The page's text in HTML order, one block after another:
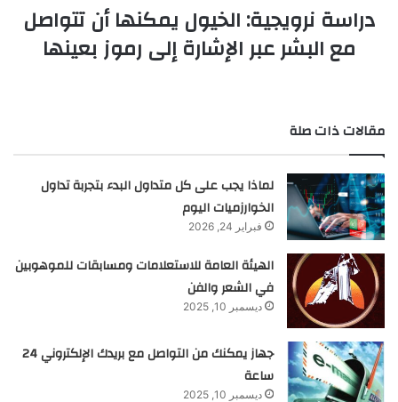
دراسة نرويجية: الخيول يمكنها أن تتواصل
مع البشر عبر الإشارة إلى رموز بعينها
مقالات ذات صلة
لماذا يجب على كل متداول البدء بتجربة تداول
الخوارزميات اليوم
فبراير 24, 2026
الهيئة العامة للاستعلامات ومسابقات للموهوبين
في الشعر والفن
ديسمبر 10, 2025
جهاز يمكنك من التواصل مع بريدك الإلكتروني 24
ساعة
ديسمبر 10, 2025